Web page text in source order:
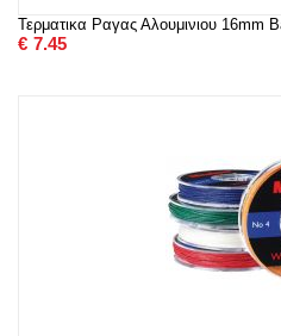
Τερματικα Ραγας Αλουμινιου 16mm
€ 7.45